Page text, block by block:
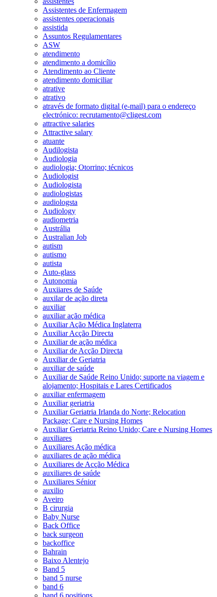
Assistentes de Enfermagem
assistentes operacionais
assistida
Assuntos Regulamentares
ASW
atendimento
atendimento a domicílio
Atendimento ao Cliente
atendimento domiciliar
atrative
atrativo
através de formato digital (e-mail) para o endereço
electrónico: recrutamento@cligest.com
attractive salaries
Attractive salary
atuante
Audilogista
Audiologia
audiologia; Otorrino; técnicos
Audiologist
Audiologista
audiologistas
audiologsta
Audiology
audiometria
Austrália
Australian Job
autism
autismo
autista
Auto-glass
Autonomia
Auxiiares de Saúde
auxilar de ação direta
auxiliar
auxiliar ação médica
Auxiliar Ação Médica Inglaterra
Auxiliar Acção Directa
Auxiliar de ação médica
Auxiliar de Acção Directa
Auxiliar de Geriatria
auxiliar de saúde
Auxiliar de Saúde Reino Unido; suporte na viagem e
alojamento; Hospitais e Lares Certificados
auxiliar enfermagem
Auxiliar geriatria
Auxiliar Geriatria Irlanda do Norte; Relocation
Package; Care e Nursing Homes
Auxiliar Geriatria Reino Unido; Care e Nursing Homes
auxiliares
Auxiliares Ação médica
auxiliares de ação médica
Auxiliares de Acção Médica
auxiliares de saúde
Auxiliares Sénior
auxilio
Aveiro
B cirurgia
Baby Nurse
Back Office
back surgeon
backoffice
Bahrain
Baixo Alentejo
Band 5
band 5 nurse
band 6
band 6 positions